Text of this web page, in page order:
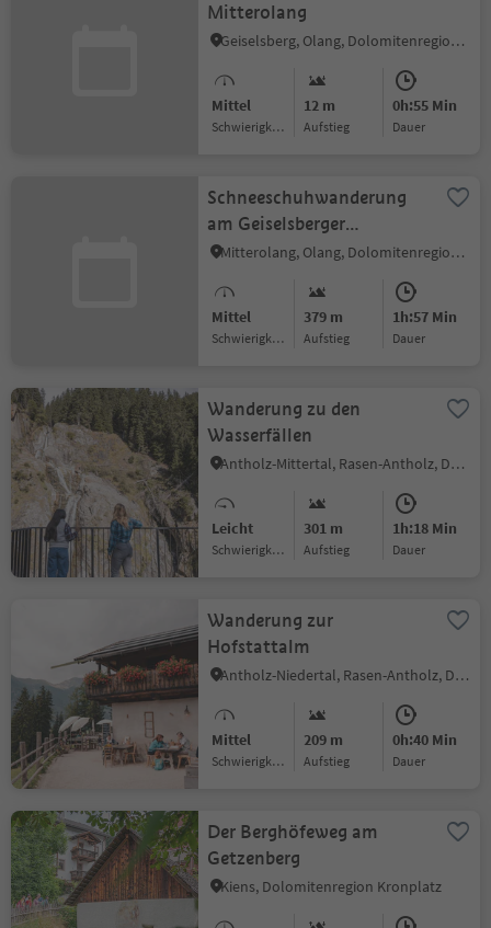
Mitterolang
Geiselsberg, Olang, Dolomitenregion Kronplatz
Mittel
Schwierigkeitsgrad
12 m
Aufstieg
0h:55 Min
Dauer
Schneeschuhwanderung
am Geiselsberger
Hinterberg
Mitterolang, Olang, Dolomitenregion Kronplatz
Mittel
Schwierigkeitsgrad
379 m
Aufstieg
1h:57 Min
Dauer
Wanderung zu den
Wasserfällen
Antholz-Mittertal, Rasen-Antholz, Dolomitenregion Kronplatz
Leicht
Schwierigkeitsgrad
301 m
Aufstieg
1h:18 Min
Dauer
Wanderung zur
Hofstattalm
Antholz-Niedertal, Rasen-Antholz, Dolomitenregion Kronplatz
Mittel
Schwierigkeitsgrad
209 m
Aufstieg
0h:40 Min
Dauer
Der Berghöfeweg am
Getzenberg
Kiens, Dolomitenregion Kronplatz